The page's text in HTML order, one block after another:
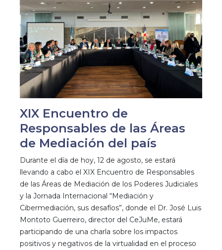
XIX Encuentro de
Responsables de las Áreas
de Mediación del país
Durante el día de hoy, 12 de agosto, se estará
llevando a cabo el XIX Encuentro de Responsables
de las Áreas de Mediación de los Poderes Judiciales
y la Jornada Internacional “Mediación y
Cibermediación, sus desafíos”, donde el Dr. José Luis
Montoto Guerreiro, director del CeJuMe, estará
participando de una charla sobre los impactos
positivos y negativos de la virtualidad en el proceso